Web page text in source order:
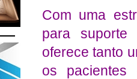
Com uma
para suporte
oferece tanto
os pacientes